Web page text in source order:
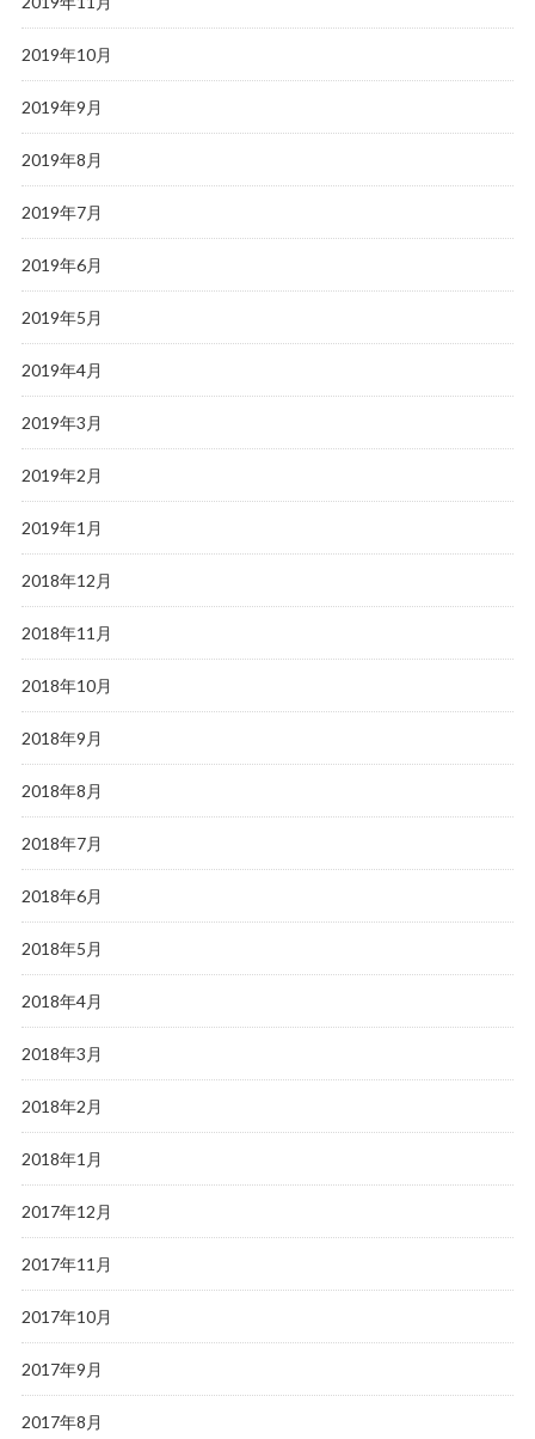
2019年10月
2019年9月
2019年8月
2019年7月
2019年6月
2019年5月
2019年4月
2019年3月
2019年2月
2019年1月
2018年12月
2018年11月
2018年10月
2018年9月
2018年8月
2018年7月
2018年6月
2018年5月
2018年4月
2018年3月
2018年2月
2018年1月
2017年12月
2017年11月
2017年10月
2017年9月
2017年8月